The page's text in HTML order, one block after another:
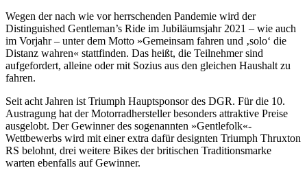
Wegen der nach wie vor herrschenden Pandemie wird der
Distinguished Gentleman’s Ride im Jubiläumsjahr 2021 – wie auch
im Vorjahr – unter dem Motto »Gemeinsam fahren und ‚solo‘ die
Distanz wahren« stattfinden. Das heißt, die Teilnehmer sind
aufgefordert, alleine oder mit Sozius aus den gleichen Haushalt zu
fahren.
Seit acht Jahren ist Triumph Hauptsponsor des DGR. Für die 10.
Austragung hat der Motorradhersteller besonders attraktive Preise
ausgelobt. Der Gewinner des sogenannten »Gentlefolk«-
Wettbewerbs wird mit einer extra dafür designten Triumph Thruxton
RS belohnt, drei weitere Bikes der britischen Traditionsmarke
warten ebenfalls auf Gewinner.